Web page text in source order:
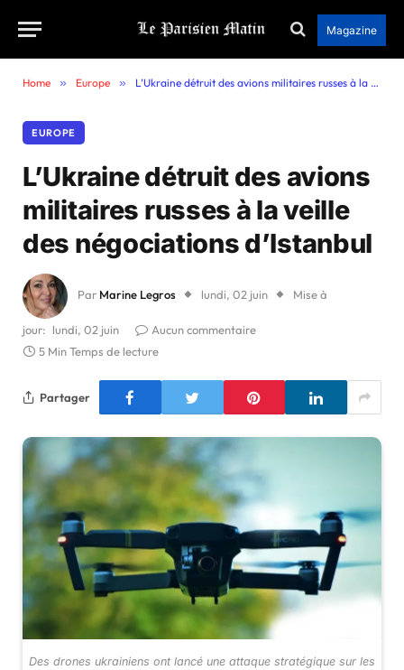
Magazine
Home » Europe » L’Ukraine détruit des avions militaires russes à la veille des négociations d’Istanbul
EUROPE
L’Ukraine détruit des avions
militaires russes à la veille
des négociations d’Istanbul
Par Marine Legros lundi, 02 juin Mise à
jour: lundi, 02 juin
Aucun commentaire
5 Min Temps de lecture
Partager
Des drones ukrainiens ont lancé une attaque stratégique sur les